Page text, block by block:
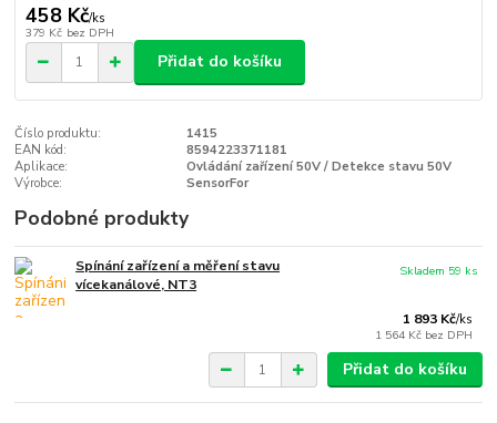
458 Kč/ks
379 Kč bez DPH
Přidat do košíku
Číslo produktu:
1415
EAN kód:
8594223371181
Aplikace:
Ovládání zařízení 50V / Detekce stavu 50V
Výrobce:
SensorFor
Podobné produkty
Spínání zařízení a měření stavu
vícekanálové, NT3
1 893 Kč/ks
1 564 Kč bez DPH
Skladem 59 ks
Přidat do košíku